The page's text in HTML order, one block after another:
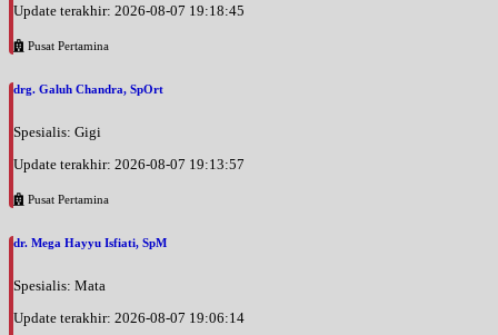
Update terakhir: 2026-08-07 19:18:45
Pusat Pertamina
drg. Galuh Chandra, SpOrt
Spesialis: Gigi
Update terakhir: 2026-08-07 19:13:57
Pusat Pertamina
dr. Mega Hayyu Isfiati, SpM
Spesialis: Mata
Update terakhir: 2026-08-07 19:06:14